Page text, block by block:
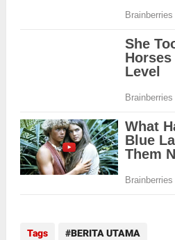
Tags BERITA UTAMA